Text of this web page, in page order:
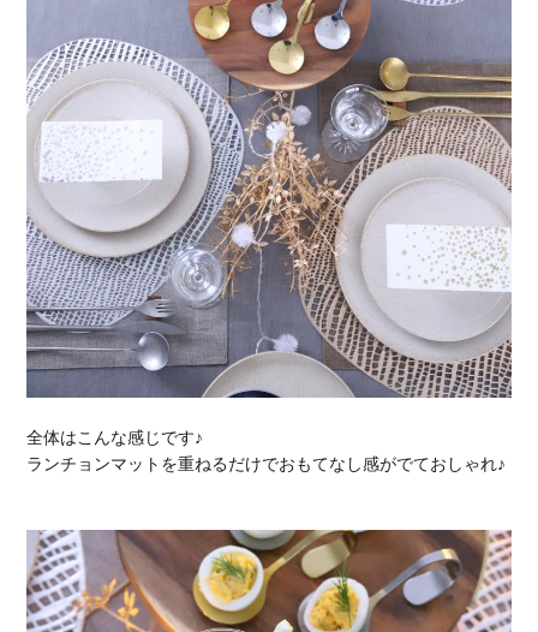
全体はこんな感じです♪
ランチョンマットを重ねるだけでおもてなし感がでておしゃれ♪